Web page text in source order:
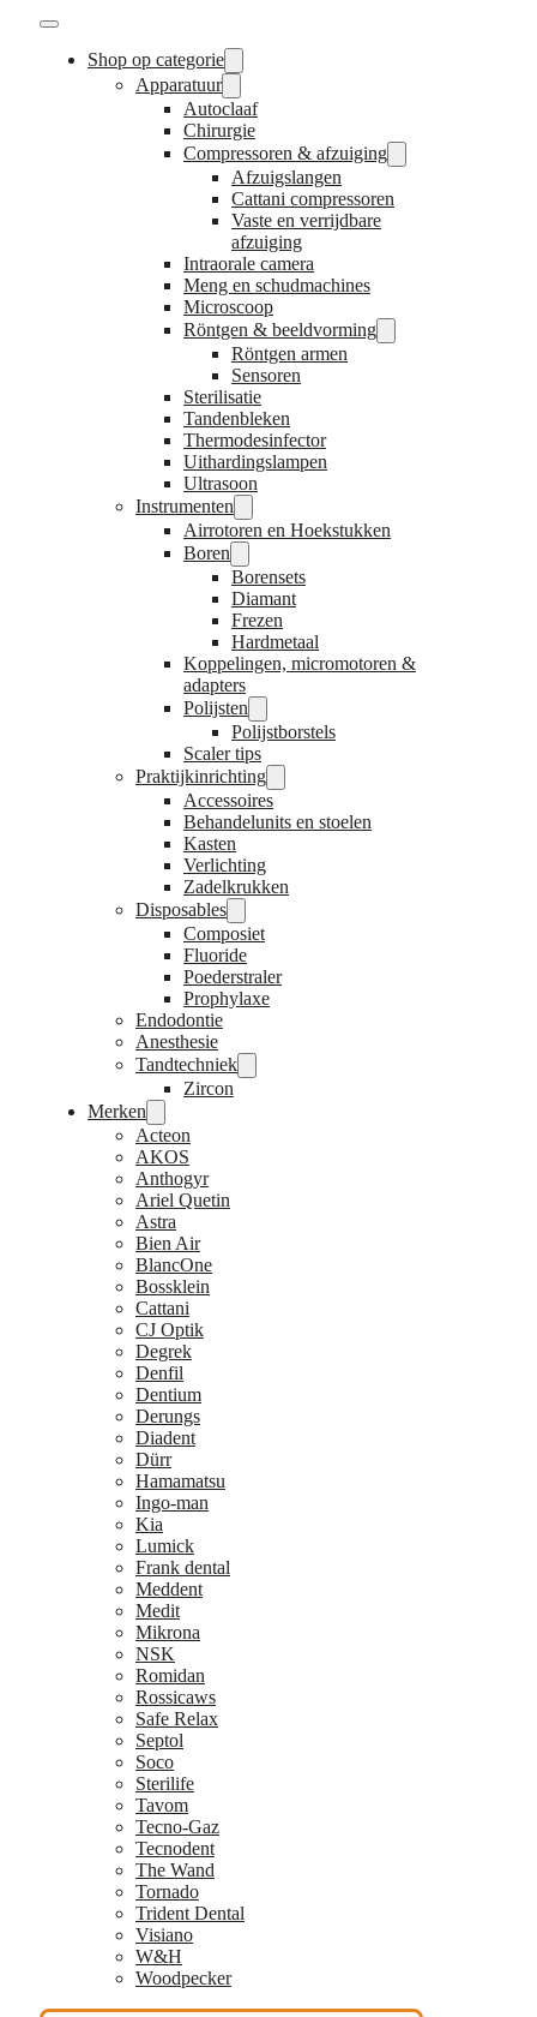
Shop op categorie
Apparatuur
Autoclaaf
Chirurgie
Compressoren & afzuiging
Afzuigslangen
Cattani compressoren
Vaste en verrijdbare
afzuiging
Intraorale camera
Meng en schudmachines
Microscoop
Röntgen & beeldvorming
Röntgen armen
Sensoren
Sterilisatie
Tandenbleken
Thermodesinfector
Uithardingslampen
Ultrasoon
Instrumenten
Airrotoren en Hoekstukken
Boren
Borensets
Diamant
Frezen
Hardmetaal
Koppelingen, micromotoren &
adapters
Polijsten
Polijstborstels
Scaler tips
Praktijkinrichting
Accessoires
Behandelunits en stoelen
Kasten
Verlichting
Zadelkrukken
Disposables
Composiet
Fluoride
Poederstraler
Prophylaxe
Endodontie
Anesthesie
Tandtechniek
Zircon
Merken
Acteon
AKOS
Anthogyr
Ariel Quetin
Astra
Bien Air
BlancOne
Bossklein
Cattani
CJ Optik
Degrek
Denfil
Dentium
Derungs
Diadent
Dürr
Hamamatsu
Ingo-man
Kia
Lumick
Frank dental
Meddent
Medit
Mikrona
NSK
Romidan
Rossicaws
Safe Relax
Septol
Soco
Sterilife
Tavom
Tecno-Gaz
Tecnodent
The Wand
Tornado
Trident Dental
Visiano
W&H
Woodpecker